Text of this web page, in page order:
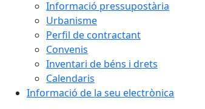
Informació pressupostària
Urbanisme
Perfil de contractant
Convenis
Inventari de béns i drets
Calendaris
Informació de la seu electrònica